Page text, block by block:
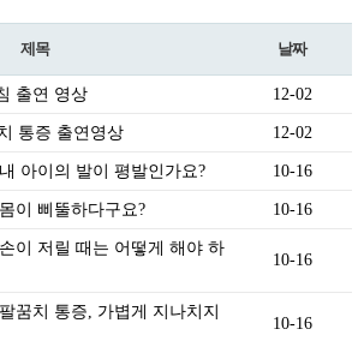
제목 날짜
출연 영상 12-02
통증 출연영상 12-02
아이의 발이 평발인가요? 10-16
이 삐뚤하다구요? 10-16
이 저릴 때는 어떻게 해야 하
10-16
꿈치 통증, 가볍게 지나치지
10-16